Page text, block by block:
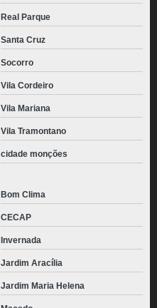
Real Parque
Santa Cruz
Socorro
Vila Cordeiro
Vila Mariana
Vila Tramontano
cidade monções
Bom Clima
CECAP
Invernada
Jardim Aracília
Jardim Maria Helena